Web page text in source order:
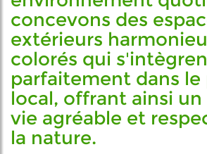
concevons des
extérieurs
colorés qui
parfaitement dans le
local, offrant ainsi un
vie agréable et
la nature.